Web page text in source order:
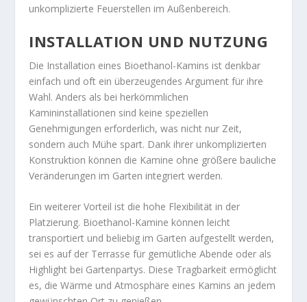
unkomplizierte Feuerstellen im Außenbereich.
INSTALLATION UND NUTZUNG
Die Installation eines Bioethanol-Kamins ist denkbar
einfach und oft ein überzeugendes Argument für ihre
Wahl. Anders als bei herkömmlichen
Kamininstallationen sind keine speziellen
Genehmigungen erforderlich, was nicht nur Zeit,
sondern auch Mühe spart. Dank ihrer unkomplizierten
Konstruktion können die Kamine ohne größere bauliche
Veränderungen im Garten integriert werden.
Ein weiterer Vorteil ist die hohe Flexibilität in der
Platzierung. Bioethanol-Kamine können leicht
transportiert und beliebig im Garten aufgestellt werden,
sei es auf der Terrasse für gemütliche Abende oder als
Highlight bei Gartenpartys. Diese Tragbarkeit ermöglicht
es, die Wärme und Atmosphäre eines Kamins an jedem